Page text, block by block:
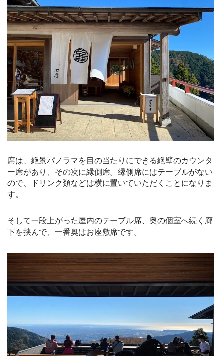
席は、絶景パノラマを目の当たりにできる絶壁のカウンタ
ー席があり、その次に縁側席。縁側席にはテーブルがない
ので、ドリンク類などは横に置いていただくことになりま
す。
そして一段上がった屋内のテーブル席、奥の個室へ続く廊
下を挟んで、一番奥はお座敷席です。